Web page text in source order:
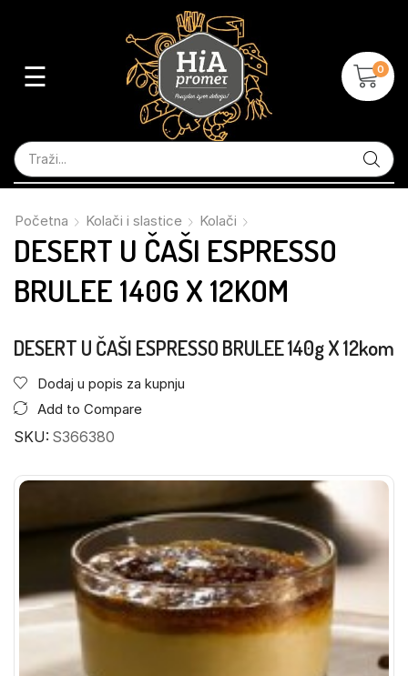
☰ 0
Početna Kolači i slastice Kolači
DESERT U ČAŠI ESPRESSO
BRULEE 140G X 12KOM
DESERT U ČAŠI ESPRESSO BRULEE 140g X 12kom
Dodaj u popis za kupnju
Add to Compare
SKU: S366380